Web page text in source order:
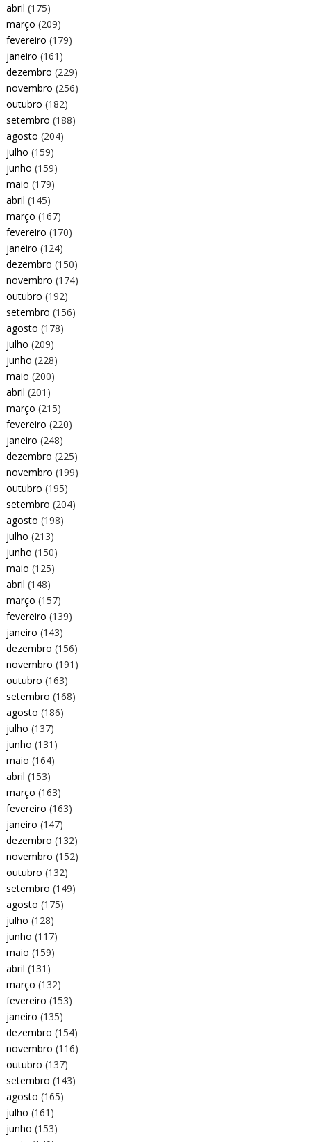
abril (175)
março (209)
fevereiro (179)
janeiro (161)
dezembro (229)
novembro (256)
outubro (182)
setembro (188)
agosto (204)
julho (159)
junho (159)
maio (179)
abril (145)
março (167)
fevereiro (170)
janeiro (124)
dezembro (150)
novembro (174)
outubro (192)
setembro (156)
agosto (178)
julho (209)
junho (228)
maio (200)
abril (201)
março (215)
fevereiro (220)
janeiro (248)
dezembro (225)
novembro (199)
outubro (195)
setembro (204)
agosto (198)
julho (213)
junho (150)
maio (125)
abril (148)
março (157)
fevereiro (139)
janeiro (143)
dezembro (156)
novembro (191)
outubro (163)
setembro (168)
agosto (186)
julho (137)
junho (131)
maio (164)
abril (153)
março (163)
fevereiro (163)
janeiro (147)
dezembro (132)
novembro (152)
outubro (132)
setembro (149)
agosto (175)
julho (128)
junho (117)
maio (159)
abril (131)
março (132)
fevereiro (153)
janeiro (135)
dezembro (154)
novembro (116)
outubro (137)
setembro (143)
agosto (165)
julho (161)
junho (153)